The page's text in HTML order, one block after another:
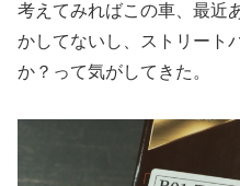
考えてみればこの車、最近
かしてないし、ストリート
か？って気がしてきた。